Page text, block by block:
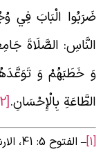
الْبَابَ فِي
الصَّلَاةَ
خَطَبَهُمْ‏ وَ
بِالْإِحْسَانِ.[2]
– الفتوح 5: 41، الارشاد: 206.